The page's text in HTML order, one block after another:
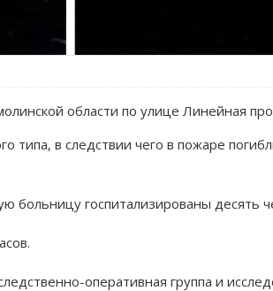
области по улице Линейная
типа, в следствии чего в пожаре
госпитализированы десять
оперативная группа и